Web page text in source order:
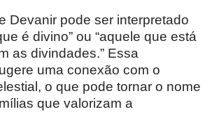
Devanir pode ser interpretado
é divino” ou “aquele que está
as divindades.” Essa
uma conexão com o
o que pode tornar o nome
que valorizam a